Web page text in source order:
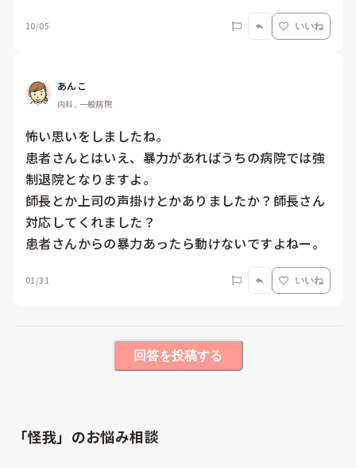
10/05 いいね
あんこ
内科, 一般病院
怖い思いをしましたね。
患者さんとはいえ、暴力があればうちの病院では強
制退院となりますよ。
師長とか上司の声掛けとかありましたか？師長さん
対応してくれました？
患者さんからの暴力あったら動けないですよねー。
01/31 いいね
回答を投稿する
「怪我」のお悩み相談